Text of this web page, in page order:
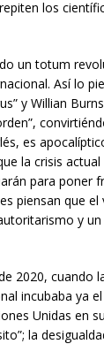
los
un totum
Así lo
y Willian
es
la crisis
para poner
piensan que
y
2020, cuando
incubaba ya
Unidas en
la
cantidad